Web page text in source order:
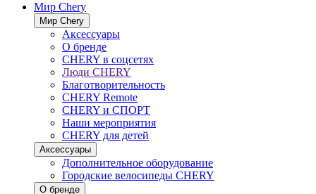
Мир Chery
Мир Chery
Аксессуары
О бренде
CHERY в соцсетях
Люди CHERY
Благотворительность
CHERY Remote
CHERY и СПОРТ
Наши мероприятия
CHERY для детей
Аксессуары
Дополнительное оборудование
Городские велосипеды CHERY
О бренде